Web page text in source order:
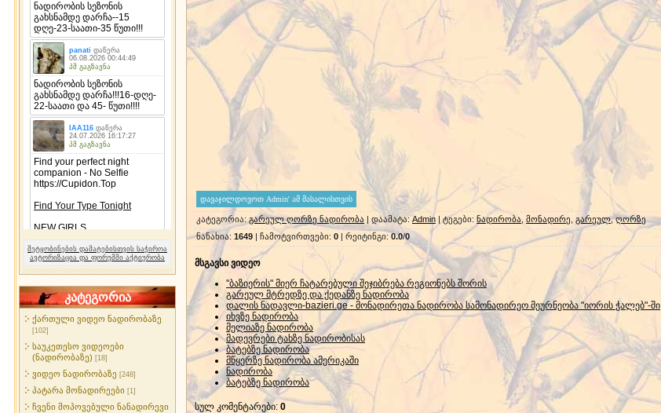
შეტყობინების დამატებისთვის საჭიროა
ავტორიზაცია და ფორუმში აქტიურობა
კატეგორია
ქართული ვიდეო ნადირობაზე
[102]
საუკეთესო ვიდეოები
(ნადირობაზე) [18]
ვიდეო ნადირობაზე [248]
პატარა მონადირეები [1]
ჩვენი მოპოვებული ნანადირევი
კატეგორია: გარეულ ღორზე ნადირობა | დაამატა:Admin | ტეგები:ნადირობა მონადირე გარეულ,ღორზე
ნანახია: 1649 | ჩამოტვირთვები: 0 | რეიტინგი:0.0/0
მსგავსი ვიდეო
"ბაზიერის" მიერ ჩატარებული შეჯიბრება რეგიონებს შორის
გარეულ მტრედზე და ქედანზე ნადირობა
დალის ნადავლი-bazieri.ge - მონადირეთა ნადირობა სამონადირეო მეურნეობა "იორის ჭალებ"-ში
იხვზე ნადირობა
მელიაზე ნადირობა
მადევრები ტახზე ნადირობისას
ბატებზე ნადირობა
მწყერზე ნადირობა ამერიკაში
ნადირობა
ბატებზე ნადირობა
სულ კომენტარები: 0